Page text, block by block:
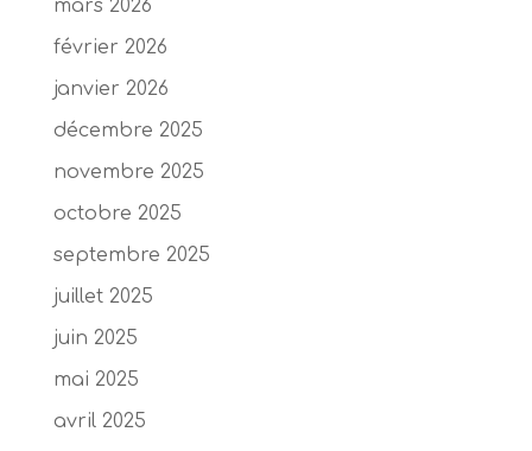
mars 2026
février 2026
janvier 2026
décembre 2025
novembre 2025
octobre 2025
septembre 2025
juillet 2025
juin 2025
mai 2025
avril 2025